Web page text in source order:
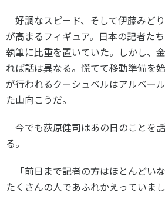
個人情報保
ソーシャル
社会づくり
自治体との連携
各教育機関との連携
スポーツ振興団体との連携
知る学ぶ
好調なスピード、そして伊藤みど
が高まるフィギュア。日本の記者た
執筆に比重を置いていた。しかし、
れば話は異なる。慌てて移動準備を
が行われるクーシュベルはアルベー
た山向こうだ。
今でも荻原健司はあの日のことを
る。
「前日まで記者の方はほとんどい
たくさんの人であふれかえっていまし